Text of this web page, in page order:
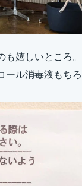
嬉しいところ。
ール消毒液もちろ